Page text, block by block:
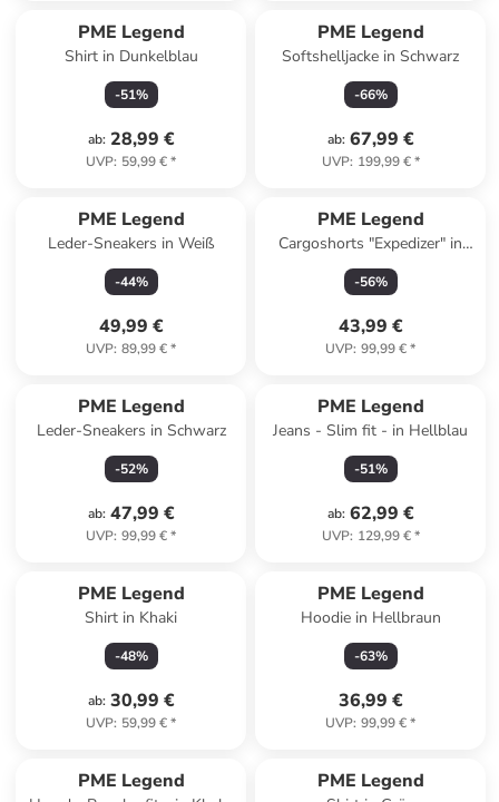
PME Legend
Shirt in Dunkelblau
-51%
ab: 28,99 €
UVP: 59,99 €*
PME Legend
Softshelljacke in Schwarz
-66%
ab: 67,99 €
UVP: 199,99 €*
PME Legend
Leder-Sneakers in Weiß
-44%
49,99 €
UVP: 89,99 €*
PME Legend
Cargoshorts "Expedizer" in
Schwarz
-56%
43,99 €
UVP: 99,99 €*
PME Legend
Leder-Sneakers in Schwarz
-52%
ab: 47,99 €
UVP: 99,99 €*
PME Legend
Jeans - Slim fit - in Hellblau
-51%
ab: 62,99 €
UVP: 129,99 €*
PME Legend
Shirt in Khaki
-48%
ab: 30,99 €
UVP: 59,99 €*
PME Legend
Hoodie in Hellbraun
-63%
36,99 €
UVP: 99,99 €*
PME Legend PME Legend